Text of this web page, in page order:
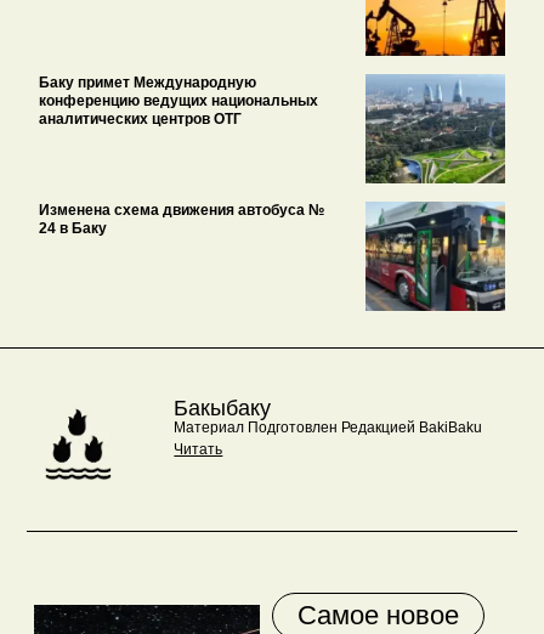
Баку примет Международную
конференцию ведущих национальных
аналитических центров ОТГ
Изменена схема движения автобуса №
24 в Баку
Бакыбаку
Материал Подготовлен Редакцией BakiBaku
Читать
Самое новое